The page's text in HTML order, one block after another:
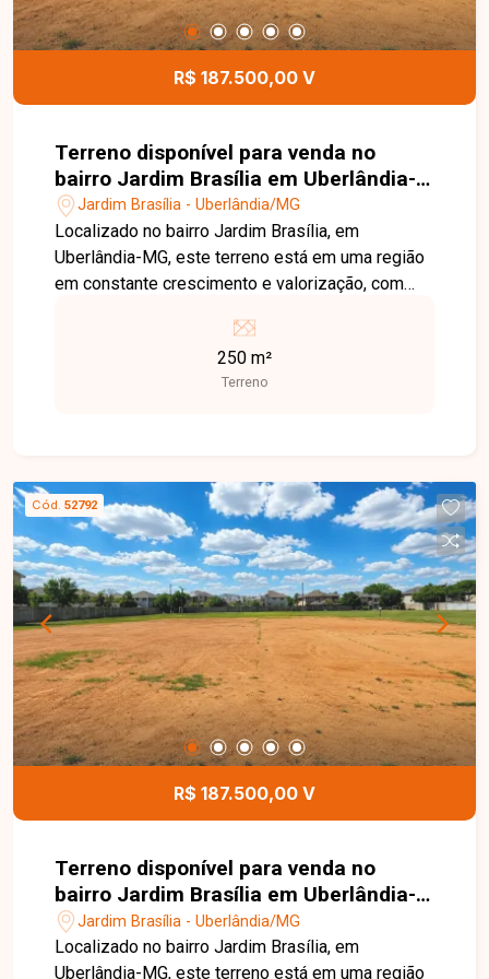
R$ 187.500,00 V
Terreno disponível para venda no
bairro Jardim Brasília em Uberlândia-
MGJardim Brasília - Uberlândia/MG
Localizado no bairro Jardim Brasília, em
Uberlândia-MG, este terreno está em uma região
em constante crescimento e valorização, com
próximo a supermercados, escolas, farmácias,
comércios e diversos serviços, proporcionando
praticidade e excelente potencial para
excelente aproveitamento para projetos
residenciais, sendo ideal para a construção da
casa própria ou para investimento em uma região
com grande potencial de valorização. Esta é uma
excelente oportunidade para adquirir um terreno
no bairro Jardim Brasília. Agende uma visita e
venha conhecer todos os detalhes deste imóvel.
250 m²
Terreno
Cód. 52792
R$ 187.500,00 V
Terreno disponível para venda no
bairro Jardim Brasília em Uberlândia-
MGJardim Brasília - Uberlândia/MG
Localizado no bairro Jardim Brasília, em
Uberlândia-MG, este terreno está em uma região